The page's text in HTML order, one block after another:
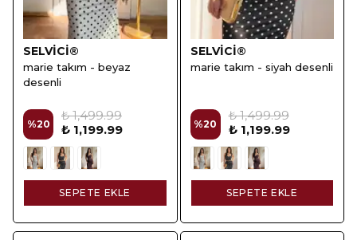
SELVİCİ®
marie takım - beyaz
desenli
%20
₺ 1,499.99
₺ 1,199.99
SEPETE EKLE
SELVİCİ®
marie takım - siyah desenli
%20
₺ 1,499.99
₺ 1,199.99
SEPETE EKLE